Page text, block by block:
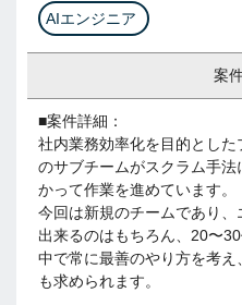
AIエンジニア
案
■案件詳細：
社内業務効率化を目的とし
のサブチームがスクラム手
かって作業を進めています。
今回は新規のチームであり
出来るのはもちろん、20〜
中で常に最善のやり方を考
も求められます。